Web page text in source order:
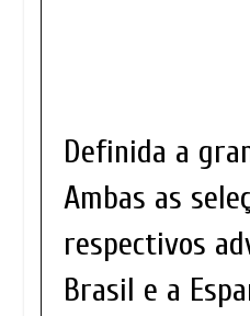
Definida a
Ambas as
respectivos
Brasil e a